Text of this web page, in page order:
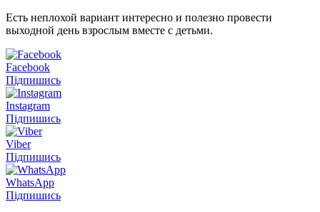
Есть неплохой вариант интересно и полезно провести
выходной день взрослым вместе с детьми.
Facebook
Підпишись
Instagram
Підпишись
Viber
Підпишись
WhatsApp
Підпишись